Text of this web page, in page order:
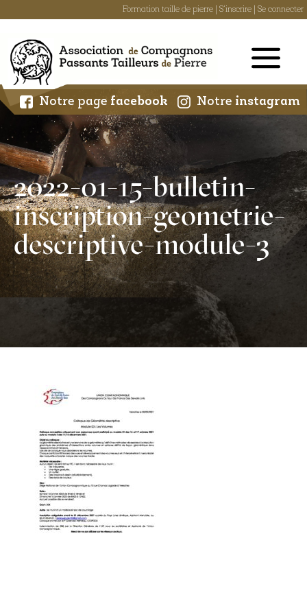
Formation taille de pierre S'inscrire Se connecter
content
Notre page facebook Notre instagram
2022-01-15-bulletin-
inscription-geometrie-
descriptive-module-3